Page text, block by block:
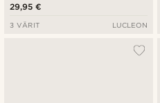
29,95 €
3 VÄRIT LUCLEON